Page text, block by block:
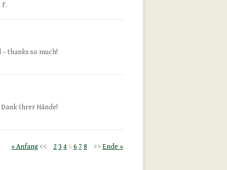
thanks so much!
Ihrer Hände!
« Anfang 2 3 4 5 6 7 8 Ende »